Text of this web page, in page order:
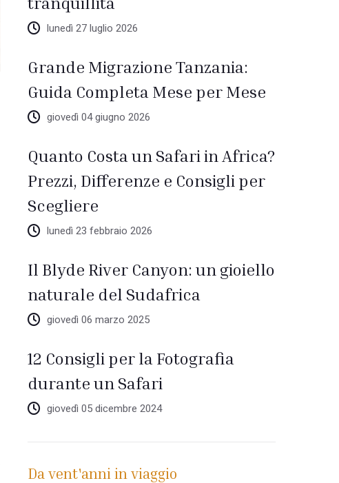
lunedì 27 luglio 2026
Grande Migrazione Tanzania:
Guida Completa Mese per Mese
giovedì 04 giugno 2026
Quanto Costa un Safari in Africa?
Prezzi, Differenze e Consigli per
Scegliere
lunedì 23 febbraio 2026
Il Blyde River Canyon: un gioiello
naturale del Sudafrica
giovedì 06 marzo 2025
12 Consigli per la Fotografia
durante un Safari
giovedì 05 dicembre 2024
Da vent'anni in viaggio